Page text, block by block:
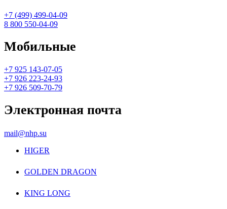
+7 (499) 499-04-09
8 800 550-04-09
Мобильные
+7 925 143-07-05
+7 926 223-24-93
+7 926 509-70-79
Электронная почта
mail@nhp.su
HIGER
GOLDEN DRAGON
KING LONG